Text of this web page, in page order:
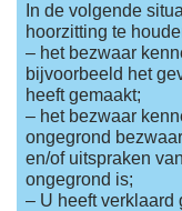
In de volgende
hoorzitting te
– het bezwaar
bijvoorbeeld het
heeft gemaakt;
– het bezwaar
ongegrond
en/of uitspraken
ongegrond is;
– U heeft verklaard